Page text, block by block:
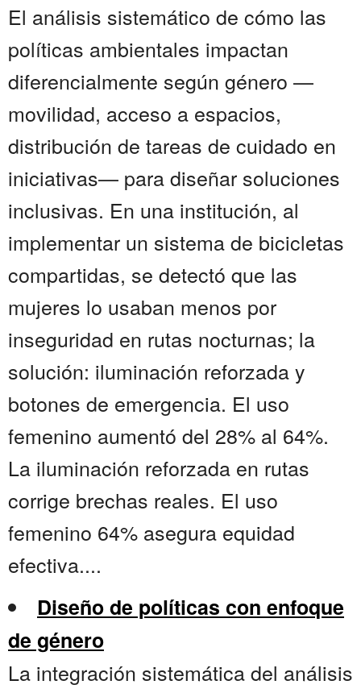
El análisis sistemático de cómo las
políticas ambientales impactan
diferencialmente según género —
movilidad, acceso a espacios,
distribución de tareas de cuidado en
iniciativas— para diseñar soluciones
inclusivas. En una institución, al
implementar un sistema de bicicletas
compartidas, se detectó que las
mujeres lo usaban menos por
inseguridad en rutas nocturnas; la
solución: iluminación reforzada y
botones de emergencia. El uso
femenino aumentó del 28% al 64%.
La iluminación reforzada en rutas
corrige brechas reales. El uso
femenino 64% asegura equidad
efectiva....
Diseño de políticas con enfoque
de género
La integración sistemática del análisis